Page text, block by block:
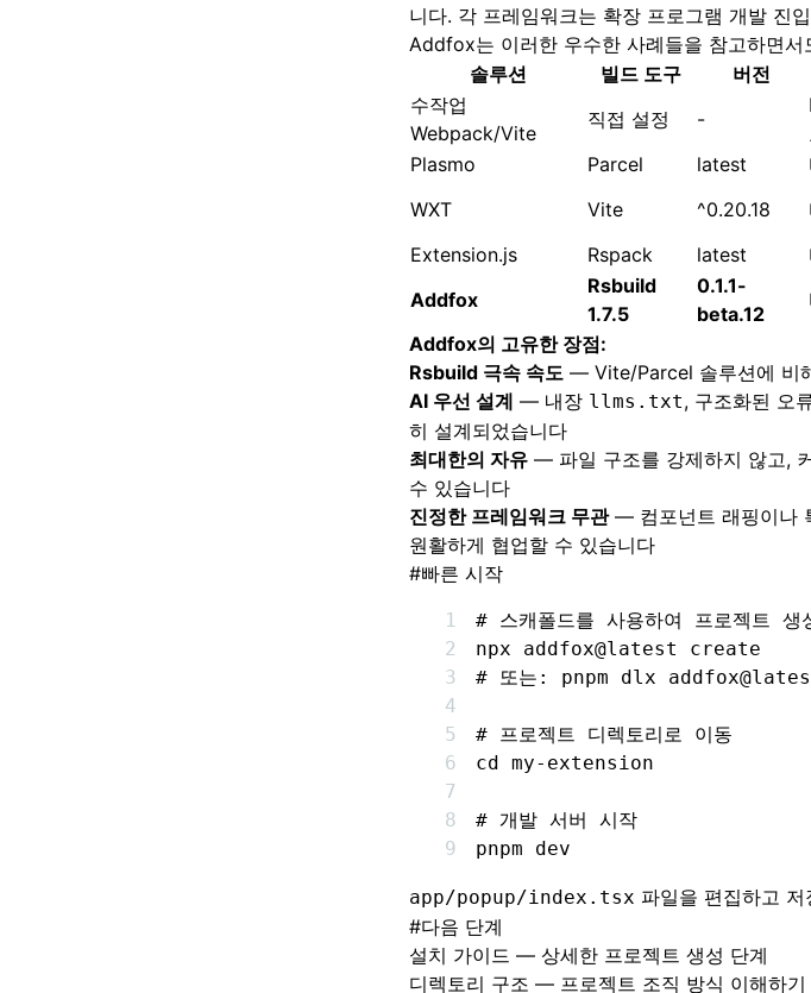
니다. 각 프레임워크는 확장 프로그램 개발 진
Addfox는 이러한 우수한 사례들을 참고하면
솔루션
빌드 도구 버전
수작업
Webpack/Vite
직접 설정 -
Plasmo
Parcel latest
WXT
Vite ^0.20.18
Extension.js
Rspack latest
Addfox
Rsbuild
1.7.5
0.1.1-
beta.12
Addfox의 고유한 장점:
Rsbuild 극속 속도 — Vite/Parcel 솔루션에 비
AI 우선 설계 — 내장 llms.txt, 구조화된 오
히 설계되었습니다
최대한의 자유 — 파일 구조를 강제하지 않고,
수 있습니다
진정한 프레임워크 무관— 컴포넌트 래핑이나
원활하게 협업할 수 있습니다
#빠른 시작
# 스캐폴드를 사용하여 프로젝트 생
npx addfox@latest
create
# 또는: pnpm dlx
# 프로젝트 디렉토리로 이동
cd my-extension
# 개발 서버 시작
pnpm dev
app/popup/index.tsx 파일을 편집하고
#다음 단계
설치 가이드 — 상세한 프로젝트 생성 단계
디렉토리 구조 — 프로젝트 조직 방식 이해하기